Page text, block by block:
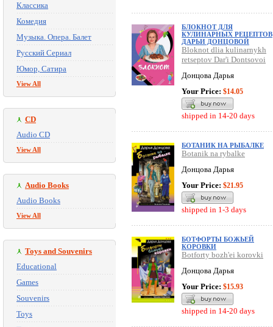
Классика
Комедия
Музыка. Опера. Балет
Русский Сериал
Юмор, Сатира
View All
CD
Audio CD
View All
Audio Books
Audio Books
View All
Toys and Souvenirs
Educational
Games
Souvenirs
Toys
БЛОКНОТ ДЛЯ
КУЛИНАРНЫХ РЕЦЕПТОВ
ДАРЬИ ДОНЦОВОЙ
Bloknot dlia kulinarnykh
retseptov Dar'i Dontsovoi
Донцова Дарья
Your Price: $14.05
shipped in 14-20 days
БОТАНИК НА РЫБАЛКЕ
Botanik na rybalke
Донцова Дарья
Your Price: $21.95
shipped in 1-3 days
БОТФОРТЫ БОЖЬЕЙ
КОРОВКИ
Botforty bozh'ei korovki
Донцова Дарья
Your Price: $15.93
shipped in 14-20 days